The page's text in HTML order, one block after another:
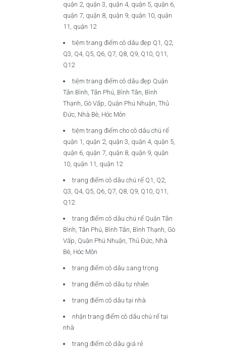
quận 2, quận 3, quận 4, quận 5, quận 6,
quận 7, quận 8, quận 9, quận 10, quận
11, quận 12
tiệm trang điểm cô dâu đẹp Q1, Q2,
Q3, Q4, Q5, Q6, Q7, Q8, Q9, Q10, Q11,
Q12
tiệm trang điểm cô dâu đẹp Quận
Tân Bình, Tân Phú, Bình Tân, Bình
Thạnh, Gò Vấp, Quận Phú Nhuận, Thủ
Đức, Nhà Bè, Hóc Môn
tiệm trang điểm cho cô dâu chú rể
quận 1, quận 2, quận 3, quận 4, quận 5,
quận 6, quận 7, quận 8, quận 9, quận
10, quận 11, quận 12
trang điểm cô dâu chú rể Q1, Q2,
Q3, Q4, Q5, Q6, Q7, Q8, Q9, Q10, Q11,
Q12
trang điểm cô dâu chú rể Quận Tân
Bình, Tân Phú, Bình Tân, Bình Thạnh, Gò
Vấp, Quận Phú Nhuận, Thủ Đức, Nhà
Bè, Hóc Môn
trang điểm cô dâu sang trọng
trang điểm cô dâu tự nhiên
trang điểm cô dâu tại nhà
nhận trang điểm cô dâu chú rể tại
nhà
trang điểm cô dâu giá rẻ